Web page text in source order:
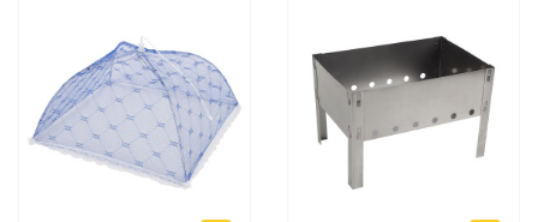
Для юридических лиц: переводом на расчетный счет при
онлайн оплате заказа на сайте.
Подробнее о способах оплаты можно узнать здесь - "Оплата"